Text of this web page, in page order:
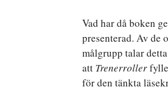
Vad har då boken
presenterad. Av de
målgrupp talar
att Trenerroller
för den tänkta